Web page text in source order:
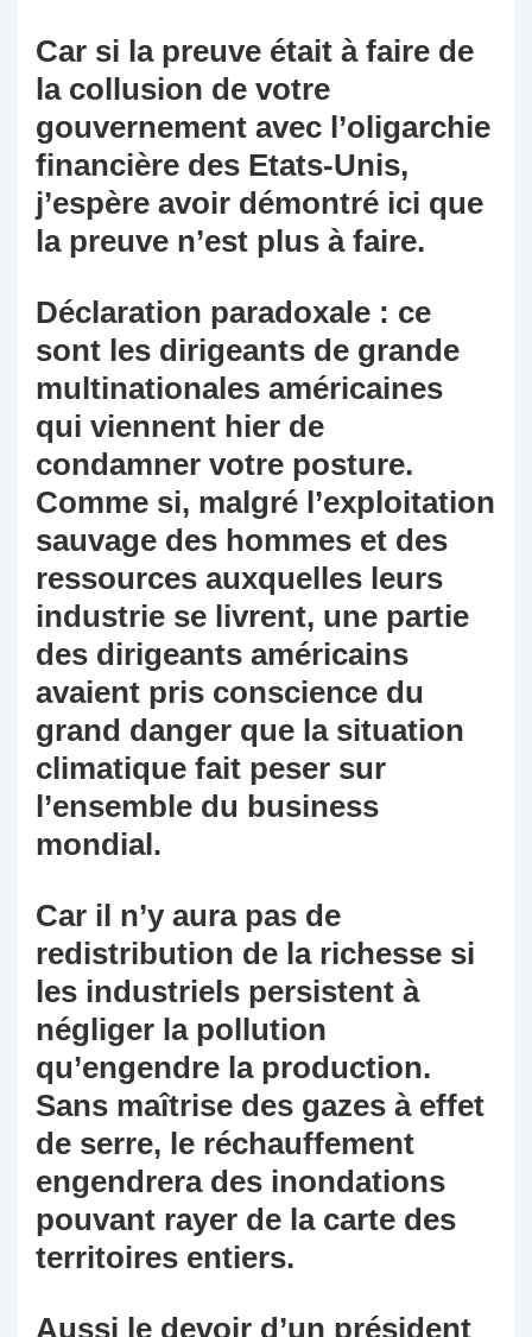
Car si la preuve était à faire de
la collusion de votre
gouvernement avec l’oligarchie
financière des Etats-Unis,
j’espère avoir démontré ici que
la preuve n’est plus à faire.
Déclaration paradoxale : ce
sont les dirigeants de grande
multinationales américaines
qui viennent hier de
condamner votre posture.
Comme si, malgré l’exploitation
sauvage des hommes et des
ressources auxquelles leurs
industrie se livrent, une partie
des dirigeants américains
avaient pris conscience du
grand danger que la situation
climatique fait peser sur
l’ensemble du business
mondial.
Car il n’y aura pas de
redistribution de la richesse si
les industriels persistent à
négliger la pollution
qu’engendre la production.
Sans maîtrise des gazes à effet
de serre, le réchauffement
engendrera des inondations
pouvant rayer de la carte des
territoires entiers.
Aussi le devoir d’un président